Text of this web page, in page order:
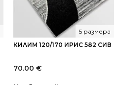
КИЛИМ 120/170 ИРИС 582 СИВ
5 размера
70.00 €